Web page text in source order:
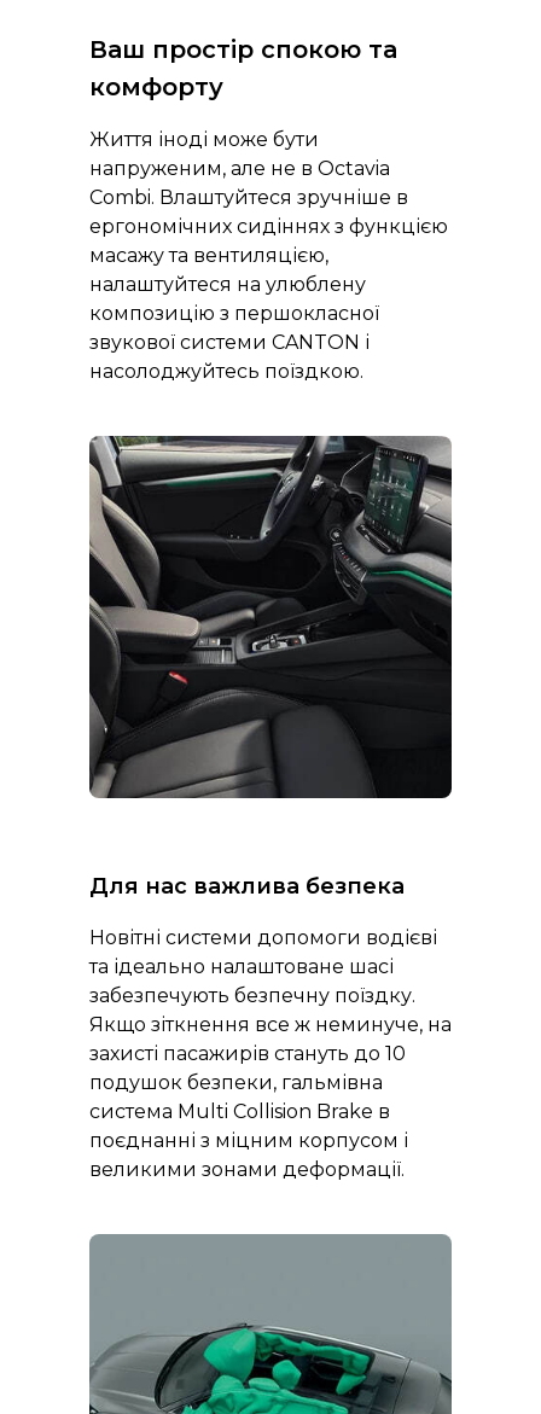
Ваш простір спокою та
комфорту
Життя іноді може бути
напруженим, але не в Octavia
Combi. Влаштуйтеся зручніше в
ергономічних сидіннях з функцією
масажу та вентиляцією,
налаштуйтеся на улюблену
композицію з першокласної
звукової системи CANTON і
насолоджуйтесь поїздкою.
Для нас важлива безпека
Новітні системи допомоги водієві
та ідеально налаштоване шасі
забезпечують безпечну поїздку.
Якщо зіткнення все ж неминуче, на
захисті пасажирів стануть до 10
подушок безпеки, гальмівна
система Multi Collision Brake в
поєднанні з міцним корпусом і
великими зонами деформації.